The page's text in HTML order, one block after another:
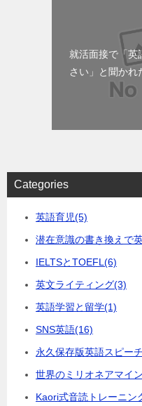
就活面接で「英
さい」と聞かれ
Categories
英語育児(5)
潜在意識の書き換えで
IELTSとTOEFL (6)
英文ライティング(3)
英語学習と留学(1)
SNS英語(16)
永久保存版英語スピー
世界のミリオネアマイ
Kaori式音読トレーニン